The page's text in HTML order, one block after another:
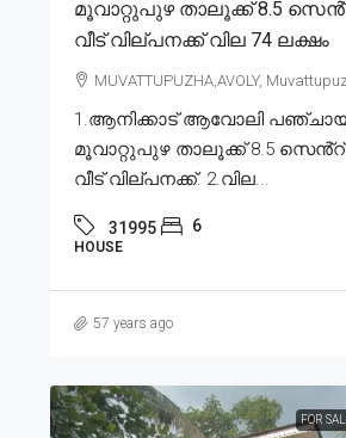
മൂവാറ്റുപുഴ താലൂക്ക് 8.5 സെൻ്റ്
വീട് വില്പനക്ക് വില 74 ലക്ഷം
MUVATTUPUZHA,AVOLY,
1.ആനിക്കാട് ആവോലി
മൂവാറ്റുപുഴ താലൂക്ക് 8.5 സെൻ്റ്
വീട് വില്പനക്ക്. 2.വില...
31995 6
HOUSE
57 years ago
FOR